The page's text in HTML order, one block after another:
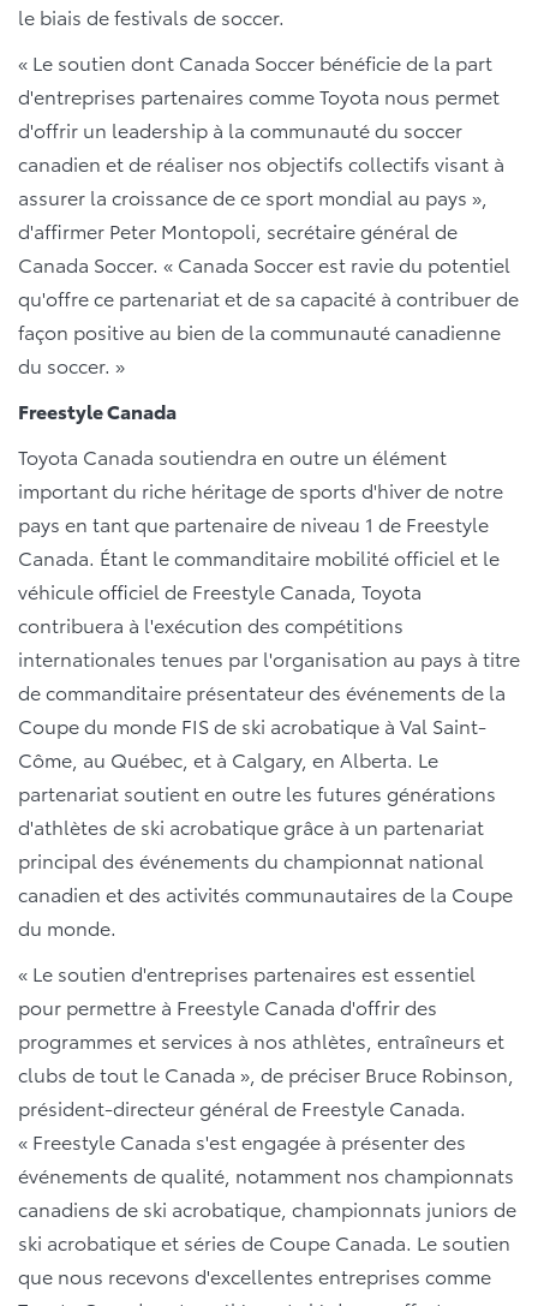
le biais de festivals de soccer.
« Le soutien dont Canada Soccer bénéficie de la part
d'entreprises partenaires comme Toyota nous permet
d'offrir un leadership à la communauté du soccer
canadien et de réaliser nos objectifs collectifs visant à
assurer la croissance de ce sport mondial au pays »,
d'affirmer Peter Montopoli, secrétaire général de
Canada Soccer. « Canada Soccer est ravie du potentiel
qu'offre ce partenariat et de sa capacité à contribuer de
façon positive au bien de la communauté canadienne
du soccer. »
Freestyle Canada
Toyota Canada soutiendra en outre un élément
important du riche héritage de sports d'hiver de notre
pays en tant que partenaire de niveau 1 de Freestyle
Canada. Étant le commanditaire mobilité officiel et le
véhicule officiel de Freestyle Canada, Toyota
contribuera à l'exécution des compétitions
internationales tenues par l'organisation au pays à titre
de commanditaire présentateur des événements de la
Coupe du monde FIS de ski acrobatique à Val Saint-
Côme, au Québec, et à Calgary, en Alberta. Le
partenariat soutient en outre les futures générations
d'athlètes de ski acrobatique grâce à un partenariat
principal des événements du championnat national
canadien et des activités communautaires de la Coupe
du monde.
« Le soutien d'entreprises partenaires est essentiel
pour permettre à Freestyle Canada d'offrir des
programmes et services à nos athlètes, entraîneurs et
clubs de tout le Canada », de préciser Bruce Robinson,
président-directeur général de Freestyle Canada.
« Freestyle Canada s'est engagée à présenter des
événements de qualité, notamment nos championnats
canadiens de ski acrobatique, championnats juniors de
ski acrobatique et séries de Coupe Canada. Le soutien
que nous recevons d'excellentes entreprises comme